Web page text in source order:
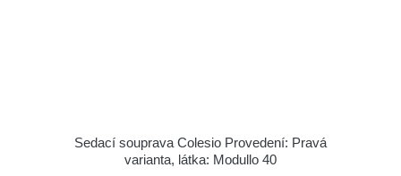
Sedací souprava Colesio Provedení: Pravá
varianta, látka: Modullo 40